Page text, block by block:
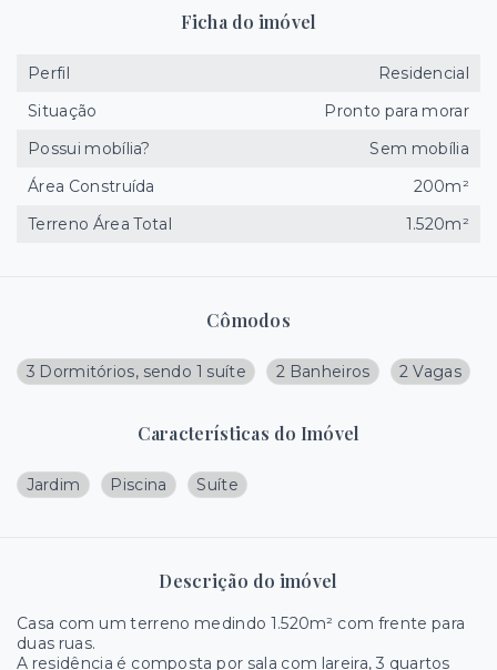
Cômodos
3 Dormitórios, sendo 1 suíte 2 Banheiros 2 Vagas
Características do Imóvel
Jardim Piscina Suíte
Descrição do imóvel
Casa com um terreno medindo 1.520m² com frente para
duas ruas.
A residência é composta por sala com lareira, 3 quartos
Ficha do imóvel
Perfil
Residencial
Situação
Pronto para morar
Possui mobília?
Sem mobília
Área Construída
200m²
Terreno Área Total
1.520m²